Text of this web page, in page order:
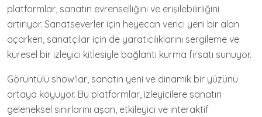
platformlar, sanatın evrenselliğini ve erişilebilirliğini
artırıyor. Sanatseverler için heyecan verici yeni bir alan
açarken, sanatçılar için de yaratıcılıklarını sergileme ve
küresel bir izleyici kitlesiyle bağlantı kurma fırsatı sunuyor.
Görüntülü show'lar, sanatın yeni ve dinamik bir yüzünü
ortaya koyuyor. Bu platformlar, izleyicilere sanatın
geleneksel sınırlarını aşan, etkileyici ve interaktif